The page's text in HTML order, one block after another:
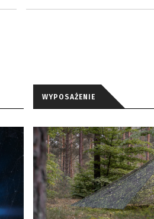
WYPOSAŻENIE